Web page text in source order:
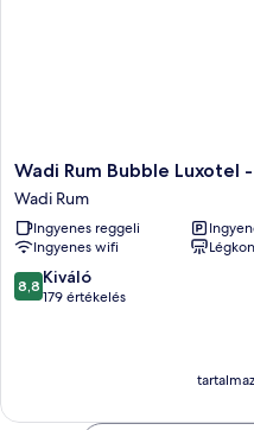
Wadi
Rum
Bubble
Luxotel
-
Campsite
Wadi
Wadi Rum Bubble Luxotel
Wadi Rum
Ingyenes reggeli
Ingyenes wifi
8.8
ennyiből:
8,8 Kiváló
179 értékelés